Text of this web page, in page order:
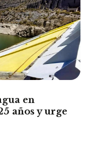
en
años y urge